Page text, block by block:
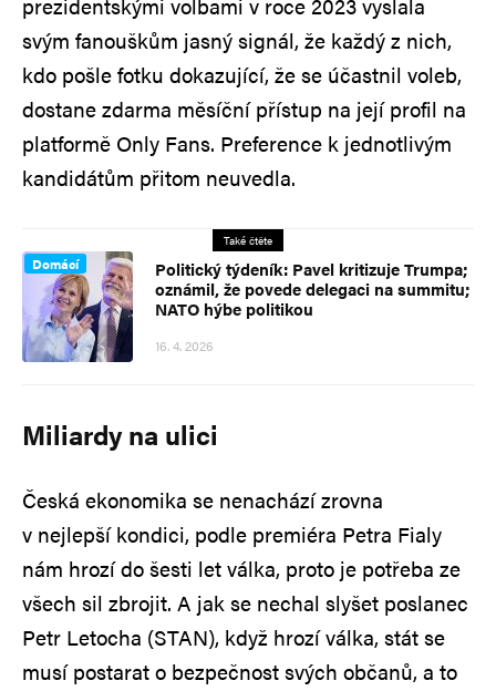
svým fanouškům jasný signál, že každý z nich,
kdo pošle fotku dokazující, že se účastnil voleb,
dostane zdarma měsíční přístup na její profil na
platformě Only Fans. Preference k jednotlivým
kandidátům přitom neuvedla.
Také čtěte
Domácí
Politický týdeník: Pavel kritizuje Trumpa;
oznámil, že povede delegaci na summitu;
NATO hýbe politikou
16. 4. 2026
Miliardy na ulici
Česká ekonomika se nenachází zrovna
v nejlepší kondici, podle premiéra Petra Fialy
nám hrozí do šesti let válka, proto je potřeba ze
všech sil zbrojit. A jak se nechal slyšet poslanec
Petr Letocha (STAN), když hrozí válka, stát se
musí postarat o bezpečnost svých občanů, a to